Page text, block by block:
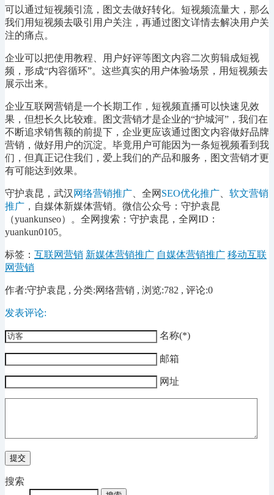
可以通过短视频引流，图文去做好转化。短视频流量大，那么
我们用短视频去吸引用户关注，再通过图文详情去解决用户关
注的痛点。
企业可以把使用教程、用户好评等图文内容二次剪辑成短视
频，形成“内容循环”。这些真实的用户体验场景，用短视频去
展示出来。
企业互联网营销是一个长期工作，短视频直播可以快速见效
果，但想长久比较难。图文营销才是企业的“护城河”，我们在
不断追求销售额的前提下，企业更应该通过图文内容做好品牌
营销，做好用户的沉淀。毕竟用户可能因为一条短视频看到我
们，但真正记住我们，爱上我们的产品和服务，图文营销才更
有可能达到效果。
守护袁昆，武汉 网络营销推广、全网 SEO优化推广、 软文营销
推广 ，自媒体新媒体营销。微信公众号：守护袁昆
（yuankunseo）。全网搜索：守护袁昆，全网ID：
yuankun0105。
标签： 互联网营销 新媒体营销推广 自媒体营销推广 移动互联
网营销
作者:守护袁昆 , 分类:网络营销 , 浏览:782 , 评论:0
发表评论:
名称(*)
邮箱
网址
搜索